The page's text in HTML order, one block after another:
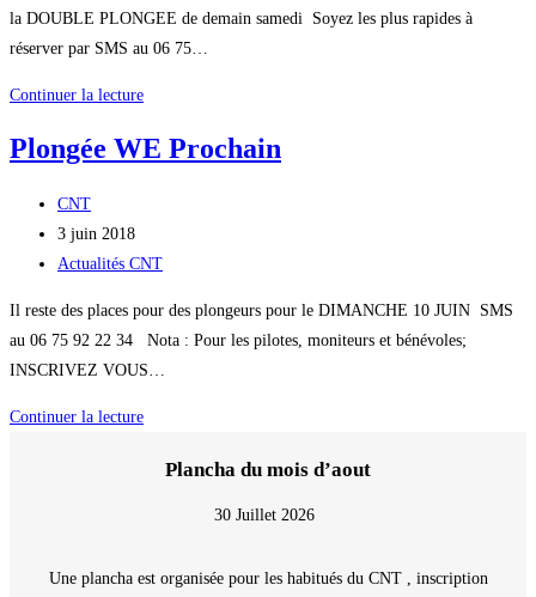
la DOUBLE PLONGEE de demain samedi Soyez les plus rapides à
réserver par SMS au 06 75…
Continuer la lecturedemain
:
MINUTE
Plongée WE Prochain
Auteur/autrice
de
la
CNT
Publication
publiée :
3 juin 2018
Post
Actualités CNT
Il reste des places pour des plongeurs pour le DIMANCHE 10 JUIN SMS
au 06 75 92 22 34 Nota : Pour les pilotes, moniteurs et bénévoles;
INSCRIVEZ VOUS…
Continuer la lecturePlongée
Prochain
Plancha du mois d’aout
30 Juillet 2026
Une plancha est organisée pour les habitués du CNT , inscription